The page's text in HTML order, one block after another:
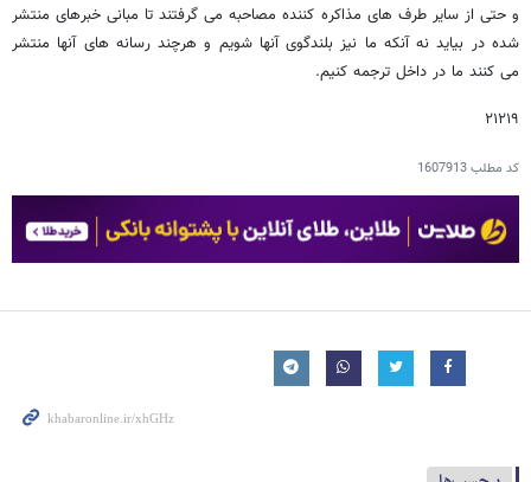
و حتی از سایر طرف های مذاکره کننده مصاحبه می گرفتند تا مبانی خبرهای منتشر
شده در بیاید نه آنکه ما نیز بلندگوی آنها شویم و هرچند رسانه های آنها منتشر
می کنند ما در داخل ترجمه کنیم.
۲۱۲۱۹
کد مطلب1607913